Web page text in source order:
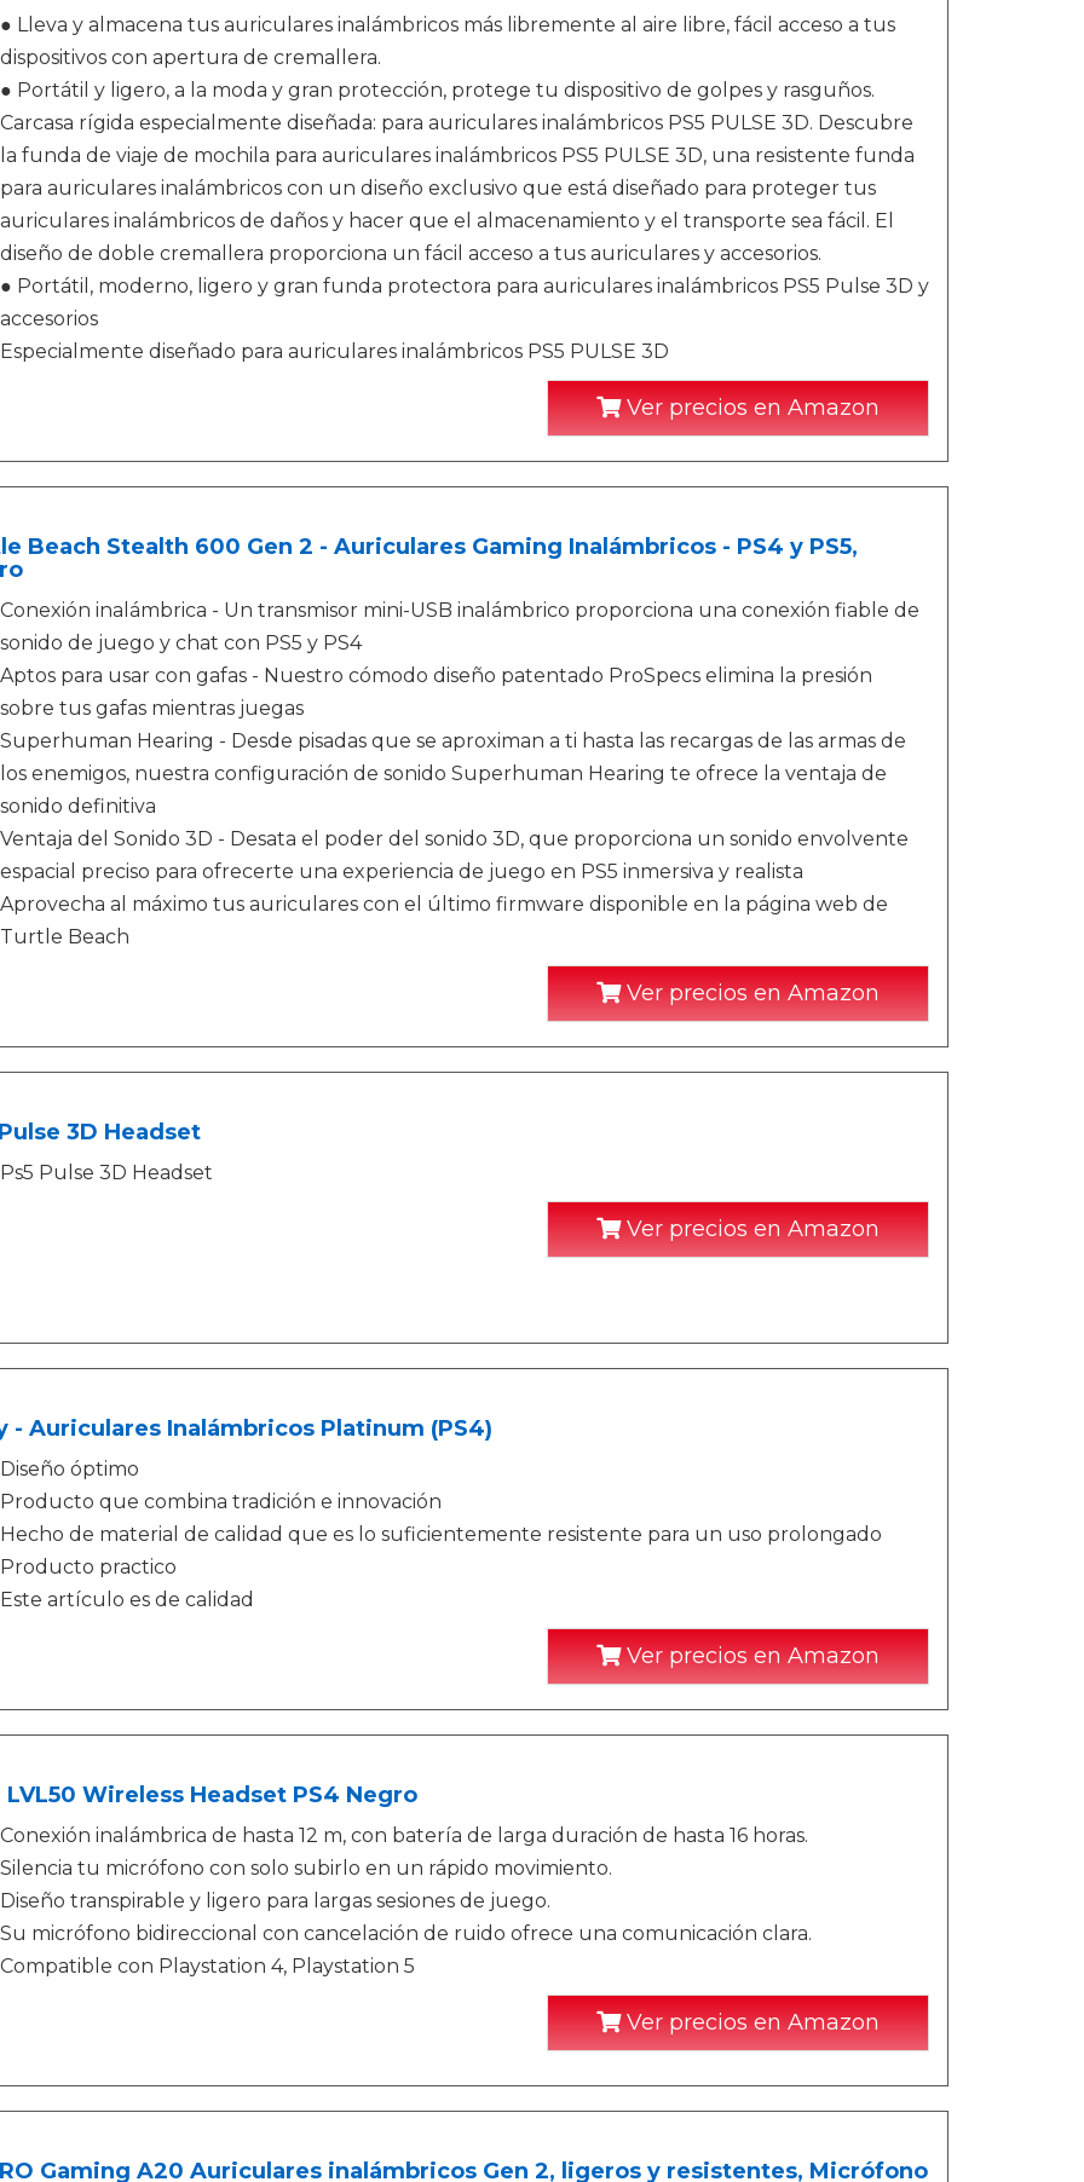
● Lleva y almacena tus auriculares inalámbricos más libremente al aire libre, fácil acceso a tus
dispositivos con apertura de cremallera.
● Portátil y ligero, a la moda y gran protección, protege tu dispositivo de golpes y rasguños.
Carcasa rígida especialmente diseñada: para auriculares inalámbricos PS5 PULSE 3D. Descubre
la funda de viaje de mochila para auriculares inalámbricos PS5 PULSE 3D, una resistente funda
para auriculares inalámbricos con un diseño exclusivo que está diseñado para proteger tus
auriculares inalámbricos de daños y hacer que el almacenamiento y el transporte sea fácil. El
diseño de doble cremallera proporciona un fácil acceso a tus auriculares y accesorios.
● Portátil, moderno, ligero y gran funda protectora para auriculares inalámbricos PS5 Pulse 3D y
accesorios
Especialmente diseñado para auriculares inalámbricos PS5 PULSE 3D
Ver precios en Amazon
Beach Stealth 600 Gen 2 - Auriculares Gaming Inalámbricos - PS4 y PS5,
Conexión inalámbrica - Un transmisor mini-USB inalámbrico proporciona una conexión fiable de
sonido de juego y chat con PS5 y PS4
Aptos para usar con gafas - Nuestro cómodo diseño patentado ProSpecs elimina la presión
sobre tus gafas mientras juegas
Superhuman Hearing - Desde pisadas que se aproximan a ti hasta las recargas de las armas de
los enemigos, nuestra configuración de sonido Superhuman Hearing te ofrece la ventaja de
sonido definitiva
Ventaja del Sonido 3D - Desata el poder del sonido 3D, que proporciona un sonido envolvente
espacial preciso para ofrecerte una experiencia de juego en PS5 inmersiva y realista
Aprovecha al máximo tus auriculares con el último firmware disponible en la página web de
Turtle Beach
Ver precios en Amazon
3D Headset
Ps5 Pulse 3D Headset
Ver precios en Amazon
- Auriculares Inalámbricos Platinum (PS4)
Diseño óptimo
Producto que combina tradición e innovación
Hecho de material de calidad que es lo suficientemente resistente para un uso prolongado
Producto practico
Este artículo es de calidad
Ver precios en Amazon
LVL50 Wireless Headset PS4 Negro
Conexión inalámbrica de hasta 12 m, con batería de larga duración de hasta 16 horas.
Silencia tu micrófono con solo subirlo en un rápido movimiento.
Diseño transpirable y ligero para largas sesiones de juego.
Su micrófono bidireccional con cancelación de ruido ofrece una comunicación clara.
Compatible con Playstation 4, Playstation 5
Ver precios en Amazon
Gaming A20 Auriculares inalámbricos Gen 2, ligeros y resistentes, Micrófono